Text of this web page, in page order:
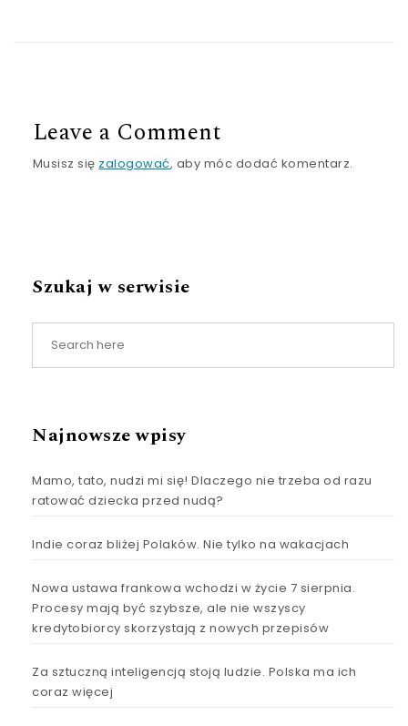
Leave a Comment
Musisz się zalogować, aby móc dodać komentarz.
Szukaj w serwisie
Najnowsze wpisy
Mamo, tato, nudzi mi się! Dlaczego nie trzeba od razu
ratować dziecka przed nudą?
Indie coraz bliżej Polaków. Nie tylko na wakacjach
Nowa ustawa frankowa wchodzi w życie 7 sierpnia.
Procesy mają być szybsze, ale nie wszyscy
kredytobiorcy skorzystają z nowych przepisów
Za sztuczną inteligencją stoją ludzie. Polska ma ich
coraz więcej